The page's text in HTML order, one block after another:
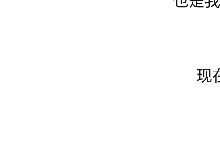
现